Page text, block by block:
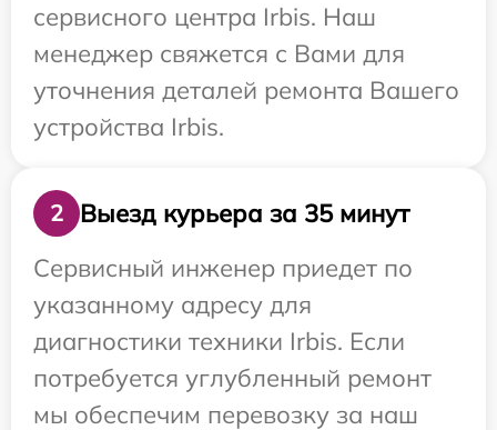
сервисного центра Irbis. Наш
менеджер свяжется с Вами для
уточнения деталей ремонта Вашего
устройства Irbis.
2
Выезд курьера за 35 минут
Сервисный инженер приедет по
указанному адресу для
диагностики техники Irbis. Если
потребуется углубленный ремонт
мы обеспечим перевозку за наш